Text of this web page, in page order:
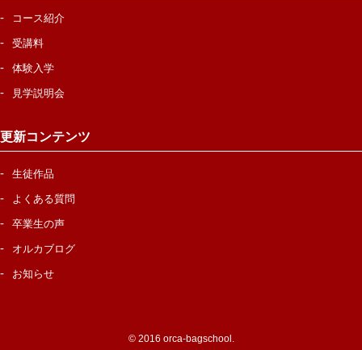
コース紹介
受講料
体験入学
見学説明会
更新コンテンツ
生徒作品
よくある質問
卒業生の声
オルカブログ
お知らせ
© 2016 orca-bagschool.